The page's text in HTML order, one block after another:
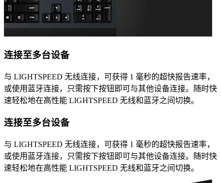
连接至多台设备
与 LIGHTSPEED 无线连接，可获得 1 毫秒的超快报告速率，
或使用蓝牙连接，只需按下按钮即可与其他设备连接。随时快
速轻松地在高性能 LIGHTSPEED 无线和蓝牙之间切换。
连接至多台设备
与 LIGHTSPEED 无线连接，可获得 1 毫秒的超快报告速率，
或使用蓝牙连接，只需按下按钮即可与其他设备连接。随时快
速轻松地在高性能 LIGHTSPEED 无线和蓝牙之间切换。